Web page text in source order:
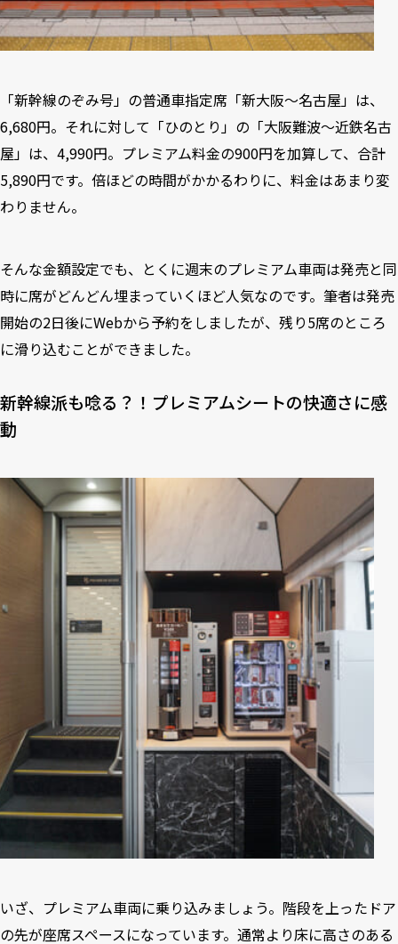
「新幹線のぞみ号」の普通車指定席「新大阪〜名古屋」は、
6,680円。それに対して「ひのとり」の「大阪難波〜近鉄名古
屋」は、4,990円。プレミアム料金の900円を加算して、合計
5,890円です。倍ほどの時間がかかるわりに、料金はあまり変
わりません。
そんな金額設定でも、とくに週末のプレミアム車両は発売と同
時に席がどんどん埋まっていくほど人気なのです。筆者は発売
開始の2日後にWebから予約をしましたが、残り5席のところ
に滑り込むことができました。
新幹線派も唸る？！プレミアムシートの快適さに感
動
いざ、プレミアム車両に乗り込みましょう。階段を上ったドア
の先が座席スペースになっています。通常より床に高さのある